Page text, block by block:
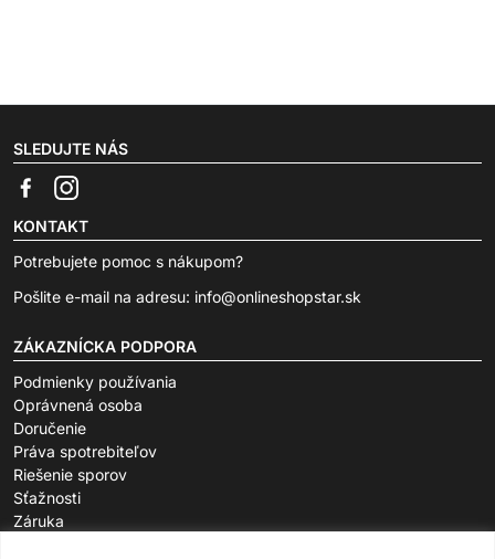
SLEDUJTE NÁS
KONTAKT
Potrebujete pomoc s nákupom?
Pošlite e-mail na adresu: info@onlineshopstar.sk
ZÁKAZNÍCKA PODPORA
Podmienky používania
Oprávnená osoba
Doručenie
Práva spotrebiteľov
Riešenie sporov
Sťažnosti
Záruka